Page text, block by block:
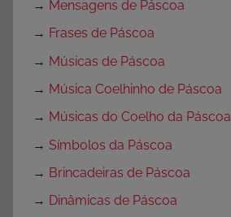
→ Mensagens de Páscoa
→ Frases de Páscoa
→ Músicas de Páscoa
→ Música Coelhinho de Páscoa
→ Músicas do Coelho da Páscoa
→ Símbolos da Páscoa
→ Brincadeiras de Páscoa
→ Dinâmicas de Páscoa